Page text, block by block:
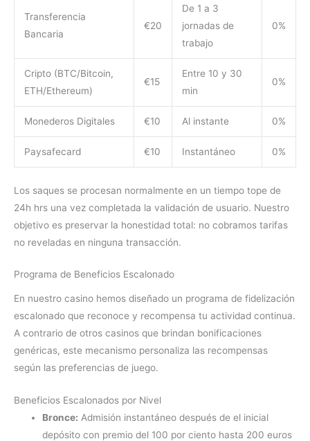
Transferencia
Bancaria
€20
De 1 a 3
jornadas de
trabajo
0%
Cripto (BTC/Bitcoin,
ETH/Ethereum)
€15
Entre 10 y 30
min
0%
Monederos Digitales €10 Al instante 0%
Paysafecard €10 Instantáneo 0%
Los saques se procesan normalmente en un tiempo tope de
24h hrs una vez completada la validación de usuario. Nuestro
objetivo es preservar la honestidad total: no cobramos tarifas
no reveladas en ninguna transacción.
Programa de Beneficios Escalonado
En nuestro casino hemos diseñado un programa de fidelización
escalonado que reconoce y recompensa tu actividad continua.
A contrario de otros casinos que brindan bonificaciones
genéricas, este mecanismo personaliza las recompensas
según las preferencias de juego.
Beneficios Escalonados por Nivel
Bronce: Admisión instantáneo después de el inicial
depósito con premio del 100 por ciento hasta 200 euros